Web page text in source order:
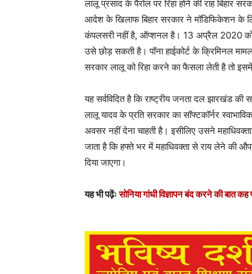
लालू प्रसाद के पैरोल पर रिहा होने की राह बिहार
आदेश के खिलाफ बिहार सरकार ने मॉडिफिकेशन के
कंपलसरी नहीं है, ऑप्शनल है। 13 अप्रैल 2020 को
उसे छोड़ सकती है। पॉना हाईकोर्ट के क्रिमिनल
सरकार लालू को रिहा करने का फैसला लेती है तो
यह सर्वविदित है कि राष्ट्रीय जनता दल झारखंड
लालू यादव के प्रति सरकार का सॉफ्टकॉर्नर
अवसर नहीं देना चाहती है। इसीलिए उसने
जाता है कि हफ्ते भर में महाधिवक्ता से राय लेने की
दिया जाएगा।
यह भी पढ़ेंःसोनिया गांधी विज्ञापन बंद करने की बात